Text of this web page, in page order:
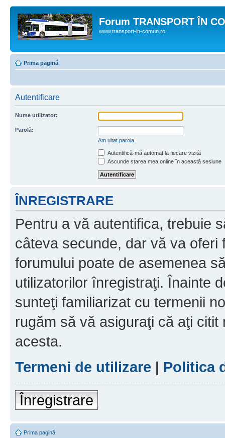
Forum TRANSPORT ÎN
www.transport-in-comun.ro
Prima pagină
Autentificare
Nume utilizator:
Parolă:
Am uitat parola
Autentifică-mă automat la fiecare vizită
Ascunde starea mea online în această sesiune
ÎNREGISTRARE
Pentru a vă autentifica, trebuie
câteva secunde, dar vă va oferi
forumului poate de asemenea
utilizatorilor înregistraţi. Înainte
sunteţi familiarizat cu termenii
rugăm să vă asiguraţi că aţi
acesta.
Termeni de utilizare | Politica
Înregistrare
Prima pagină